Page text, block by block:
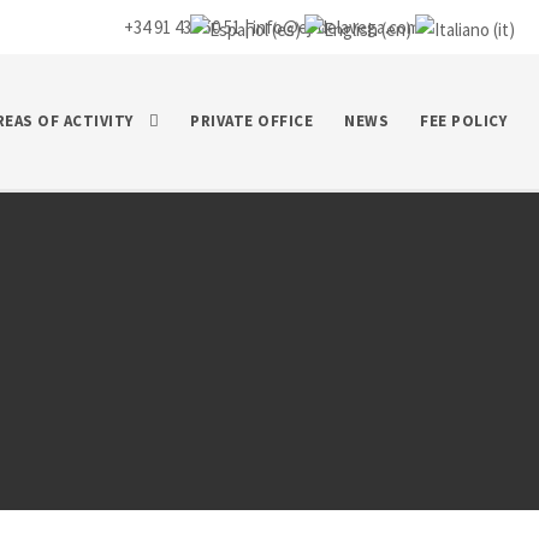
+34 91 435 50 51 |info@ej-delavega.com
OF ACTIVITY PRIVATE OFFICE NEWS FEE POLICY